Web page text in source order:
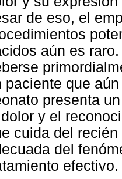
de eso, el
aún es
paciente que
presenta
y el
cuida del
del
efectivo.